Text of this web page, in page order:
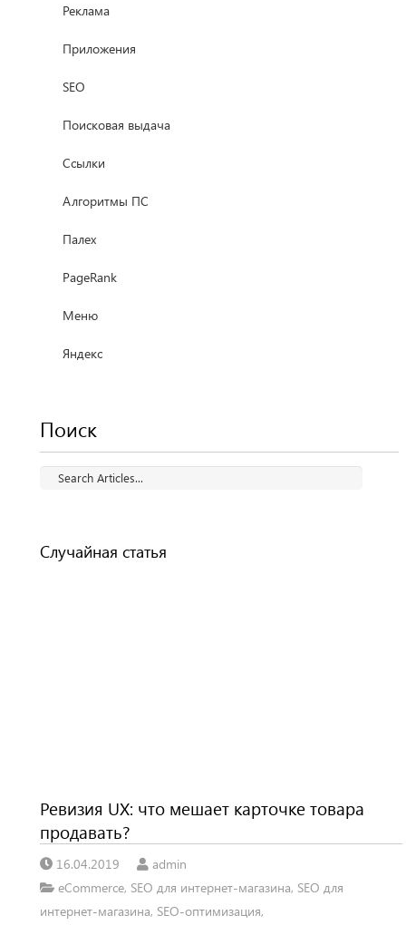
Реклама
Приложения
SEO
Поисковая выдача
Ссылки
Алгоритмы ПС
Палех
PageRank
Меню
Яндекс
Поиск
Случайная статья
Ревизия UX: что мешает карточке товара
продавать?
16.04.2019
admin
eCommerce, SEO для интернет-магазина, SEO для
интернет-магазина, SEO-оптимизация,